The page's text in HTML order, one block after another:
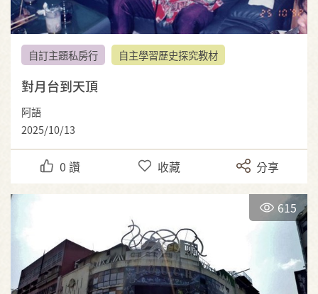
自訂主題私房行 自主學習歷史探究教材
對月台到天頂
阿語
2025/10/13
0 讚 收藏 分享
615